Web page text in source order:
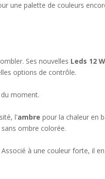
une palette de couleurs
Ses nouvelles Leds 12
options de contrôle.
moment.
l'ambre pour la chaleur en
ombre colorée.
à une couleur forte, il en